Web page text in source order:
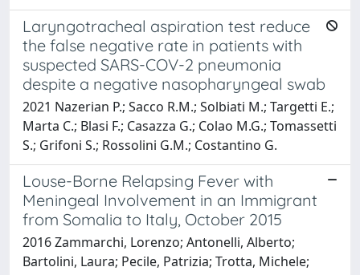
Laryngotracheal aspiration test reduce
the false negative rate in patients with
suspected SARS-COV-2 pneumonia
despite a negative nasopharyngeal swab
2021 Nazerian P.; Sacco R.M.; Solbiati M.; Targetti E.;
Marta C.; Blasi F.; Casazza G.; Colao M.G.; Tomassetti
S.; Grifoni S.; Rossolini G.M.; Costantino G.
Louse-Borne Relapsing Fever with
Meningeal Involvement in an Immigrant
from Somalia to Italy, October 2015
2016 Zammarchi, Lorenzo; Antonelli, Alberto;
Bartolini, Laura; Pecile, Patrizia; Trotta, Michele;